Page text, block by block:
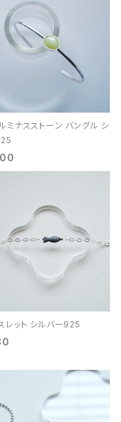
ミナスストーン バングル シ
レット シルバー925